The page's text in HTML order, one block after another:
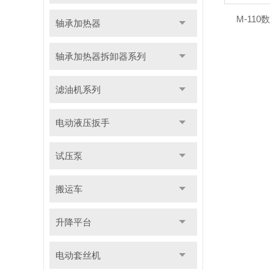
轴承加热器
轴承加热器拆卸器系列
滤油机系列
电动液压扳手
试压泵
搬运车
升降平台
电动套丝机
M-110